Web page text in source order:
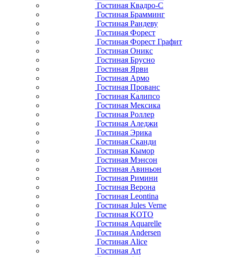
Гостиная Квадро-С
Гостиная Брамминг
Гостиная Рандеву
Гостиная Форест
Гостиная Форест Графит
Гостиная Оникс
Гостиная Брусно
Гостиная Ярви
Гостиная Армо
Гостиная Прованс
Гостиная Калипсо
Гостиная Мексика
Гостиная Роллер
Гостиная Аледжи
Гостиная Эрика
Гостиная Сканди
Гостиная Кымор
Гостиная Мэнсон
Гостиная Авиньон
Гостиная Римини
Гостиная Верона
Гостиная Leontina
Гостиная Jules Verne
Гостиная KOTO
Гостиная Aquarelle
Гостиная Andersen
Гостиная Alice
Гостиная Art